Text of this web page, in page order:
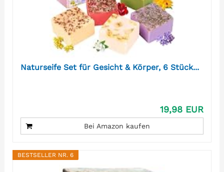
Naturseife Set für Gesicht & Körper, 6 Stück...
19,98 EUR
Bei Amazon kaufen
BESTSELLER NR. 6